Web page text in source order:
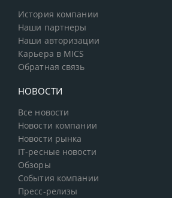
История компании
Наши партнеры
Наши авторизации
Карьера в MICS
Обратная связь
НОВОСТИ
Все новости
Новости компании
Новости рынка
IT-ресные новости
Обзоры
События компании
Пресс-релизы